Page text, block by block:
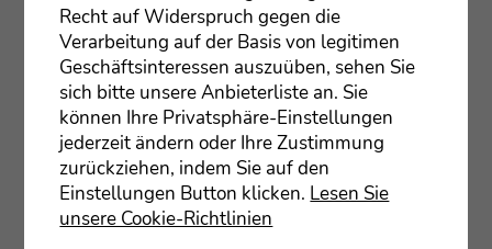
Wir sind für Sie erreichbar!
Betreu­tes Wohnen
Lei­ter: Mar­cus Ahr-Schmuck
Wies­ba­de­ner Stras­se 59
65197 Wies­ba­den
Recht auf Widerspruch gegen die
Verarbeitung auf der Basis von legitimen
Geschäftsinteressen auszuüben, sehen Sie
sich bitte unsere Anbieterliste an. Sie
können Ihre Privatsphäre-Einstellungen
jederzeit ändern oder Ihre Zustimmung
zurückziehen, indem Sie auf den
Einstellungen Button klicken. Lesen Sie
unsere Cookie-Richtlinien